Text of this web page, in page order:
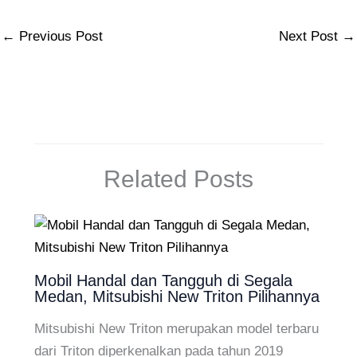
← Previous Post Next Post →
Related Posts
Mobil Handal dan Tangguh di Segala
Medan, Mitsubishi New Triton Pilihannya
Mitsubishi New Triton merupakan model terbaru
dari Triton diperkenalkan pada tahun 2019